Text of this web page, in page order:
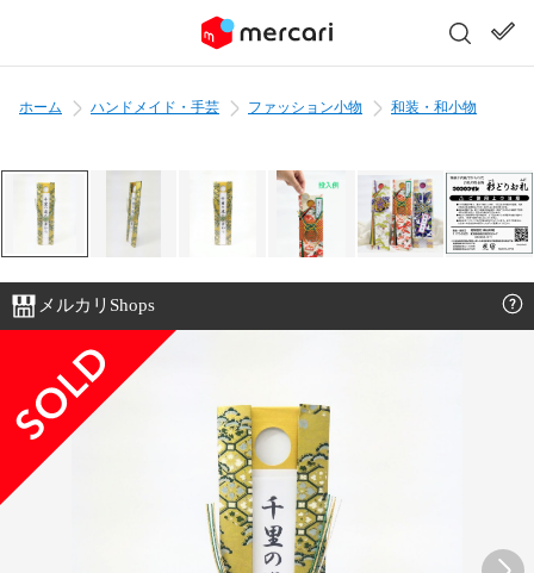
ホーム ハンドメイド・手芸 ファッション小物 和装・和小物
メルカリShops